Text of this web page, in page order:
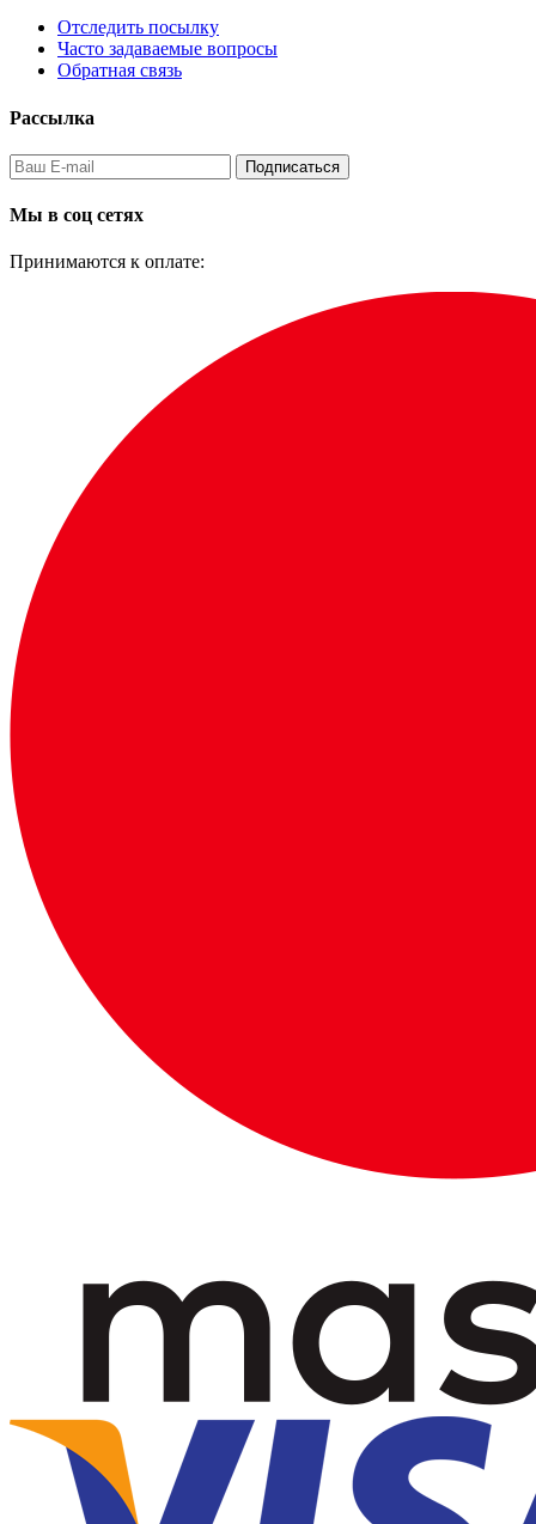
Отследить посылку
Часто задаваемые вопросы
Обратная связь
Рассылка
Подписаться
Мы в соц сетях
Принимаются к оплате: